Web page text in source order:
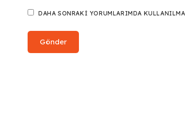
DAHA SONRAKI YORUMLARIMDA